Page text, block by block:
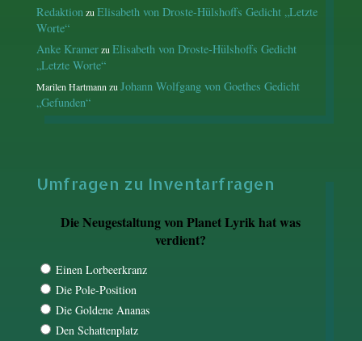
RedaktionzuElisabeth von Droste-Hülshoffs Gedicht „Letzte
Worte“
Anke KramerzuElisabeth von Droste-Hülshoffs Gedicht
„Letzte Worte“
Marilen HartmannzuJohann Wolfgang von Goethes Gedicht
„Gefunden“
Umfragen zu Inventarfragen
Die Neugestaltung von Planet Lyrik hat was
verdient?
Einen Lorbeerkranz
Die Pole-Position
Die Goldene Ananas
Den Schattenplatz